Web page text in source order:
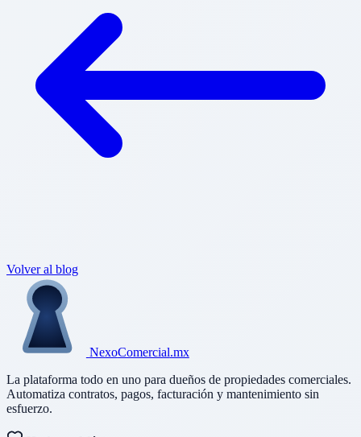
Volver al blog
NexoComercial.mx
La plataforma todo en uno para dueños de propiedades comerciales.
Automatiza contratos, pagos, facturación y mantenimiento sin
esfuerzo.